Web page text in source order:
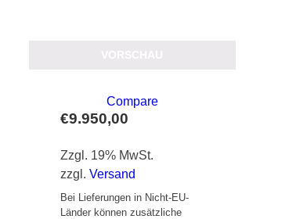
€9.950,00
Zzgl. 19% MwSt.
zzgl. Versand
Bei Lieferungen in Nicht-EU-
Länder können zusätzliche
Compare